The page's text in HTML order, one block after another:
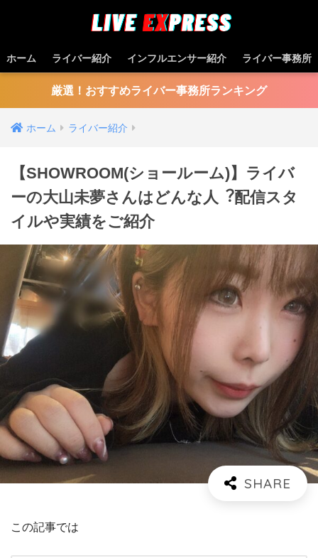
ホーム ライバー紹介 インフルエンサー紹介 ライバー事務所
厳選！おすすめライバー事務所ランキング
ホーム ライバー紹介
【SHOWROOM(ショールーム)】ライバ
ーの大山未夢さんはどんな人︖配信スタ
イルや実績をご紹介
この記事では